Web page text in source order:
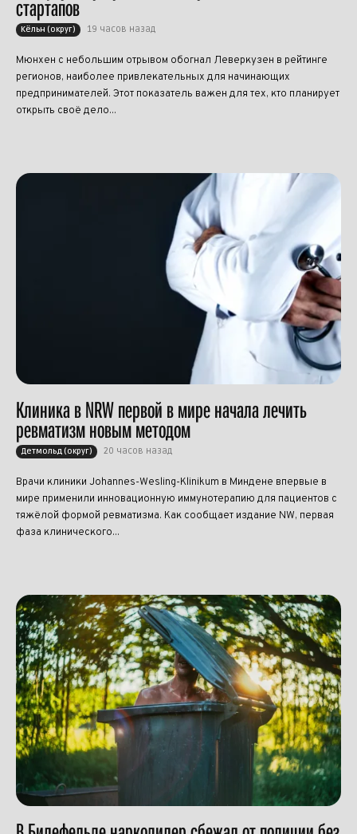
стартапов
Кёльн (округ) 19 часов назад
Мюнхен с небольшим отрывом обогнал Леверкузен в рейтинге
регионов, наиболее привлекательных для начинающих
предпринимателей. Этот показатель важен для тех, кто планирует
открыть своё дело...
Клиника в NRW первой в мире начала лечить
ревматизм новым методом
Детмольд (округ) 20 часов назад
Врачи клиники Johannes-Wesling-Klinikum в Миндене впервые в
мире применили инновационную иммунотерапию для пациентов с
тяжёлой формой ревматизма. Как сообщает издание NW, первая
фаза клинического...